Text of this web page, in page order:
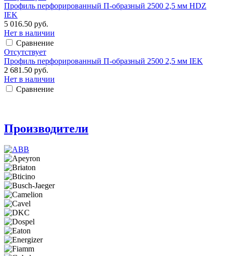
Профиль перфорированный П-образный 2500 2,5 мм HDZ
IEK
5 016.50 руб.
Нет в наличии
Сравнение
Отсутствует
Профиль перфорированный П-образный 2500 2,5 мм IEK
2 681.50 руб.
Нет в наличии
Сравнение
Производители